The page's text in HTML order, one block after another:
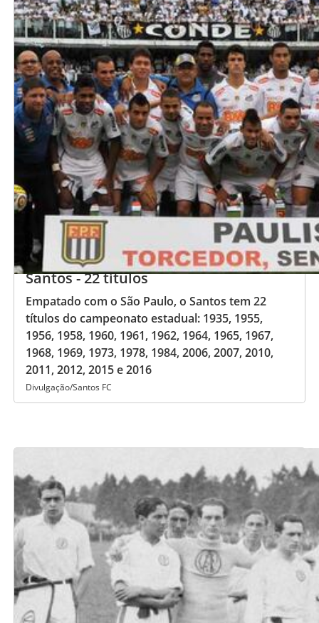
Santos - 22 títulos
Empatado com o São Paulo, o Santos tem 22
títulos do campeonato estadual: 1935, 1955,
1956, 1958, 1960, 1961, 1962, 1964, 1965, 1967,
1968, 1969, 1973, 1978, 1984, 2006, 2007, 2010,
2011, 2012, 2015 e 2016
Divulgação/Santos FC